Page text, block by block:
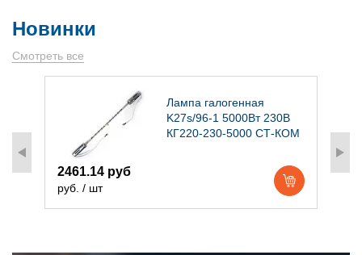
Новинки
Смотреть все
Лампа галогенная
K27s/96-1 5000Вт 230В
КГ220-230-5000 СТ-КОМ
2461.14 руб
руб. / шт